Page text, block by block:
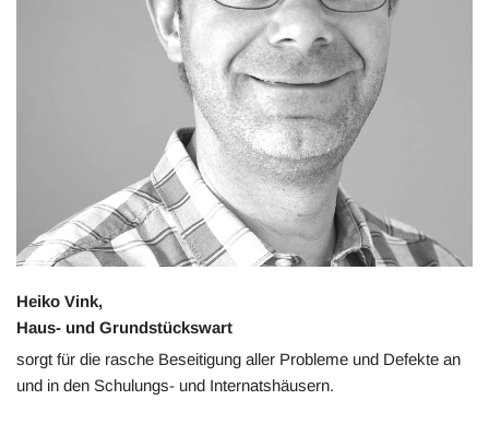
Heiko Vink,
Haus- und Grundstückswart
sorgt für die rasche Beseitigung aller Probleme und Defekte an
und in den Schulungs- und Internatshäusern.